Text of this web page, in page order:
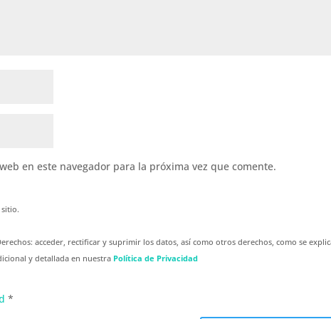
en este navegador para la próxima vez que comente.
acceder, rectificar y suprimir los datos, así como otros derechos, como se
y detallada en nuestra Política de Privacidad
*